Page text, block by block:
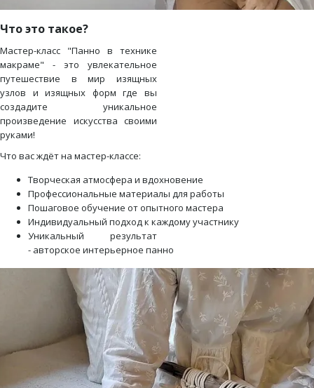
Что это такое?
Мастер-класс "Панно в технике
макраме" - это увлекательное
путешествие в мир изящных
узлов и изящных форм где вы
создадите уникальное
произведение искусства своими
руками!
Что вас ждёт на мастер-классе:
Творческая атмосфера и вдохновение
Профессиональные материалы для работы
Пошаговое обучение от опытного мастера
Индивидуальный подход к каждому участнику
Уникальный результат
- авторское интерьерное панно